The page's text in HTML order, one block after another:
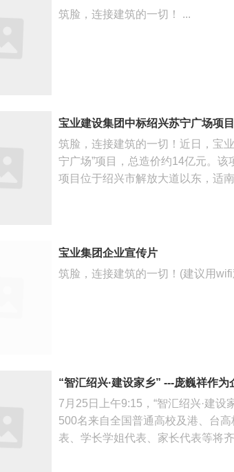
筑脸，连接建筑的一切！ ...
宝业建设集团中标绍兴苏宁广场项目
筑脸，连接建筑的一切！近日，宝
宁广场”项目，总造价约14亿元。该
项目位于绍兴市解放大道以东，适
宝业集团企业宣传片
筑脸，连接建筑的一切！(建议用wifi
“智汇绍兴·建设家乡” ---庞巍祥作
7月25日上午9:15，“智汇绍兴·建
500名来自全国普通高校及港、台
表、学长学姐代表、家长代表等将